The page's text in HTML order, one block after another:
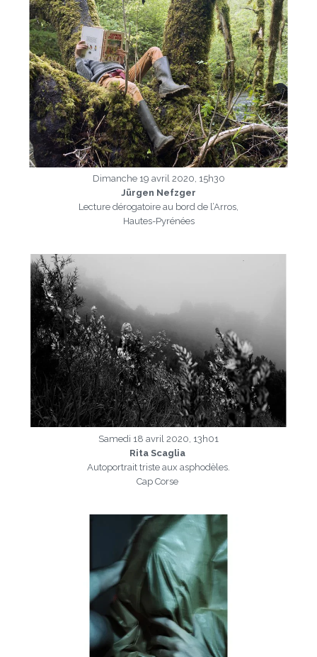
Dimanche 19 avril 2020, 15h30
Jürgen Nefzger
Lecture dérogatoire au bord de l’Arros,
Hautes-Pyrénées
Samedi 18 avril 2020, 13h01
Rita Scaglia
Autoportrait triste aux asphodèles.
Cap Corse